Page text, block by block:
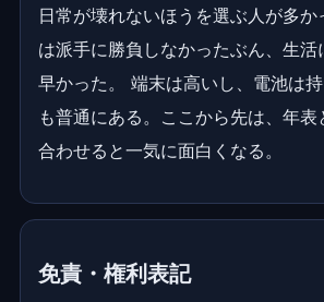
日常が壊れないほうを選ぶ人が多
は派手に勝負しなかったぶん、生
早かった。 端末は高いし、電池は
も普通にある。ここから先は、年表
合わせると一気に面白くなる。
免責・権利表記